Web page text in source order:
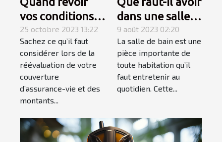
vos conditions
d’assurance-
vie ?
25 octobre 2023 13:22
Sachez ce qu’il faut
considérer lors de la
réévaluation de votre
couverture
d’assurance-vie et des
montants...
dans une salle
de bain pour
qu’elle soit
complète et
élégante ?
9 août 2023 02:20
La salle de bain est une
pièce importante de
toute habitation qu’il
faut entretenir au
quotidien. Cette...